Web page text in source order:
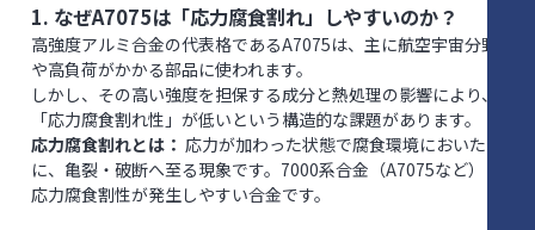
1. なぜA7075は「応力腐食割れ」しやすいのか？
高強度アルミ合金の代表格であるA7075は、主に航空宇宙分野
や高負荷がかかる部品に使われます。
しかし、その高い強度を担保する成分と熱処理の影響により、
「応力腐食割れ性」が低いという構造的な課題があります。
応力腐食割れとは： 応力が加わった状態で腐食環境においた際
に、亀裂・破断へ至る現象です。7000系合金（A7075など）は
応力腐食割性が発生しやすい合金です。